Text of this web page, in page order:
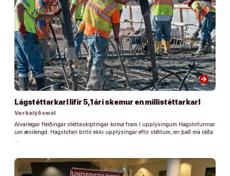
arrow_forward
Lágstéttarkarl lifir 5,1 ári skemur en millistéttarkarl
Verkalýðsmál
Alvarlegar fleiðingar stéttaskiptingar koma fram í upplýsingum Hagstofunnar
um ævilengd. Hagstofan birtir ekki upplýsingar eftir stéttum, en það má ráða
…